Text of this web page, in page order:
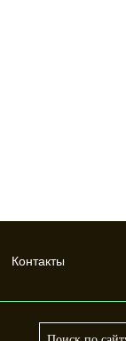
Контакты